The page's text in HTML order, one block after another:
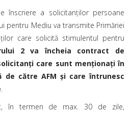
înscriere a solicitanților persoane
pentru Mediu va transmite Primăriei
care solicită stimulentul pentru
2 va încheia contract de
care sunt menţionaţi în
către AFM și care întrunesc
.
în termen de max. 30 de zile,